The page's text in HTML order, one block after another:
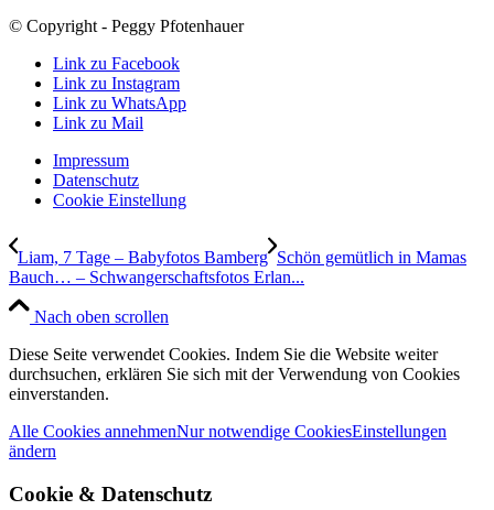
© Copyright - Peggy Pfotenhauer
Link zu Facebook
Link zu Instagram
Link zu WhatsApp
Link zu Mail
Impressum
Datenschutz
Cookie Einstellung
Liam, 7 Tage – Babyfotos Bamberg Schön gemütlich in Mamas
Bauch… – Schwangerschaftsfotos Erlan...
Nach oben scrollen
Diese Seite verwendet Cookies. Indem Sie die Website weiter
durchsuchen, erklären Sie sich mit der Verwendung von Cookies
einverstanden.
Alle Cookies annehmenNur notwendige CookiesEinstellungen
ändern
Cookie & Datenschutz